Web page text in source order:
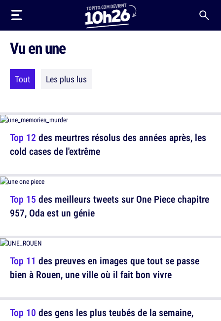
Vu en une
Tout Les plus lus
Top 12 des meurtres résolus des années après, les
cold cases de l'extrême
Top 11 des preuves en images que tout se passe
bien à Rouen, une ville où il fait bon vivre
Top 15 des meilleurs tweets sur One Piece chapitre
957, Oda est un génie
Top 10 des gens les plus teubés de la semaine,